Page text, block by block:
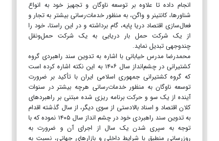
انجام داده تا علاوه بر توسعه ناوگان و تجهیز خود به انواع
شناورها، کانتینر و واگن، به منظور خدمات‌رسانی بیشتر به تجار و
فعال‌سازی اقتصاد دریا پایه، گام برداشته و در این راستا، خود را
از یک شرکت حمل بار دریایی به یک شرکت حمل‌و‌نقل
چندوجهی تبدیل نماید.
محمدرضا مدرس خیابانی با اشاره به تدوین سند راهبردی گروه
کشتیرانی در چشم‌انداز سال ۱۴۰۶ به این نکته اشاره کرده است
که گروه کشتیرانی جمهوری اسلامی ایران با تأکید بر ضرورت
توسعه ناوگان به منظور خدمات‌رسانی هر‌چه بیشتر در سنوات
آینده از یک سو و حرکت برنامه ریزی شده مبتنی بر راهبرد‌های
کلان اقتصاد و اسناد بالادستی از سوی دیگر، از سال گذشته اقدام
به تدوین سند راهبردی خود در چشم انداز سال ۱۴۰۵ نموده که با
توجه به سپری شدن یک سال از اجرای آن و ضرورت به
روزرسانی منطبق با شرایط داخلی و بازار‌های جهانی، نسبت به